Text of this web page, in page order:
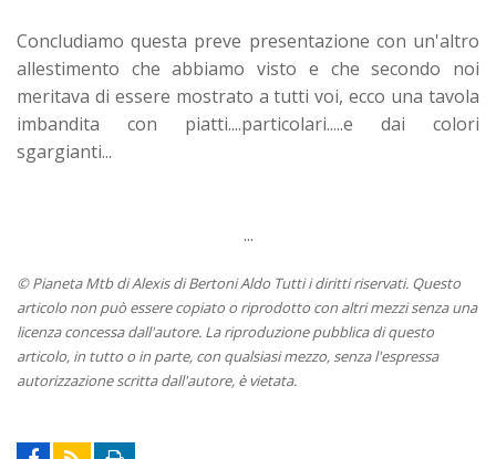
Concludiamo questa preve presentazione con un'altro
allestimento che abbiamo visto e che secondo noi
meritava di essere mostrato a tutti voi, ecco una tavola
imbandita con piatti....particolari.....e dai colori
sgargianti...
...
© Pianeta Mtb di Alexis di Bertoni Aldo Tutti i diritti riservati. Questo
articolo non può essere copiato o riprodotto con altri mezzi senza una
licenza concessa dall'autore. La riproduzione pubblica di questo
articolo, in tutto o in parte, con qualsiasi mezzo, senza l'espressa
autorizzazione scritta dall'autore, è vietata.